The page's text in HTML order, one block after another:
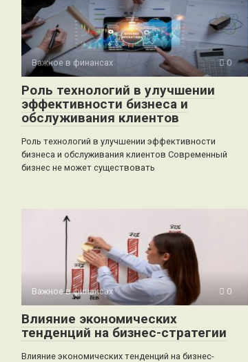
Важное в финансах 0
Роль технологий в улучшении
эффективности бизнеса и
обслуживания клиентов
Роль технологий в улучшении эффективности
бизнеса и обслуживания клиентов Современный
бизнес не может существовать
Важное в финансах 0
Влияние экономических
тенденций на бизнес-стратегии
Влияние экономических тенденций на бизнес-